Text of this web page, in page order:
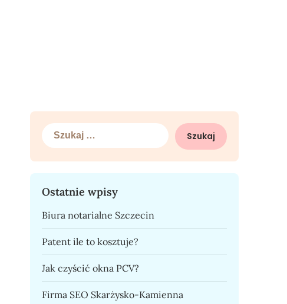
Szukaj:
Ostatnie wpisy
Biura notarialne Szczecin
Patent ile to kosztuje?
Jak czyścić okna PCV?
Firma SEO Skarżysko-Kamienna